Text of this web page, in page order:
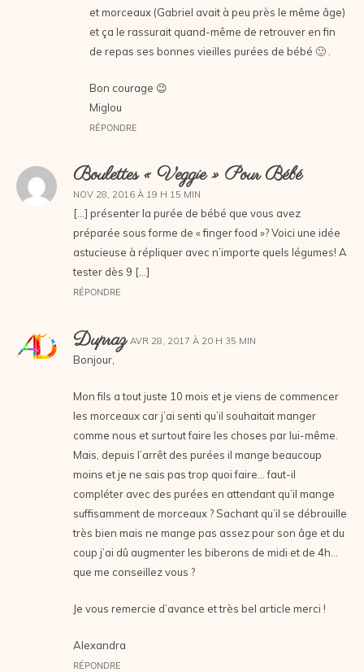
et morceaux (Gabriel avait à peu près le même âge)
et ça le rassurait quand-même de retrouver en fin
de repas ses bonnes vieilles purées de bébé 🙂 .
Bon courage 😉
Miglou
RÉPONDRE
Boulettes « Veggie » Pour Bébé
NOV 28, 2016 À 19 H 15 MIN
[…] présenter la purée de bébé que vous avez
préparée sous forme de « finger food »? Voici une idée
astucieuse à répliquer avec n’importe quels légumes! A
tester dès 9 […]
RÉPONDRE
Dupraz AVR 28, 2017 À 20 H 35 MIN
Bonjour,
Mon fils a tout juste 10 mois et je viens de commencer
les morceaux car j’ai senti qu’il souhaitait manger
comme nous et surtout faire les choses par lui-même.
Mais, depuis l’arrêt des purées il mange beaucoup
moins et je ne sais pas trop quoi faire… faut-il
compléter avec des purées en attendant qu’il mange
suffisamment de morceaux ? Sachant qu’il se débrouille
très bien mais ne mange pas assez pour son âge et du
coup j’ai dû augmenter les biberons de midi et de 4h…
que me conseillez vous ?
Je vous remercie d’avance et très bel article merci !
Alexandra
RÉPONDRE